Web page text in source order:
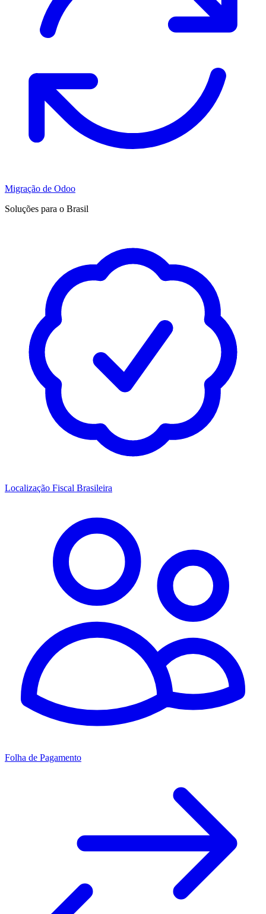
Migração de Odoo
Soluções para o Brasil
Localização Fiscal Brasileira
Folha de Pagamento